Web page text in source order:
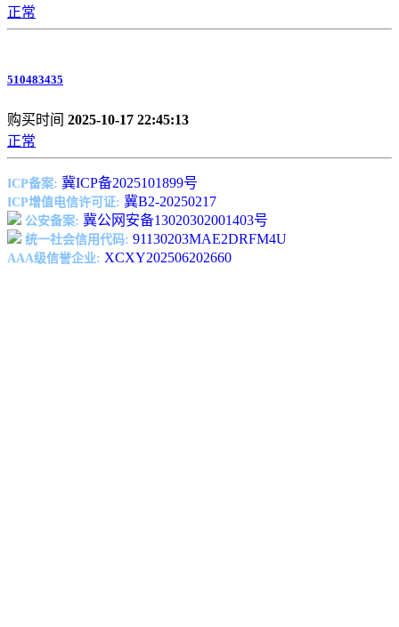
正常
510483435
购买时间 2025-10-17 22:45:13
正常
ICP备案: 冀ICP备2025101899号
ICP增值电信许可证: 冀B2-20250217
公安备案: 冀公网安备13020302001403号
统一社会信用代码: 91130203MAE2DRFM4U
AAA级信誉企业: XCXY202506202660